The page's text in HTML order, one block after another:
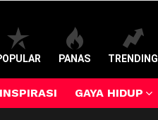
PANAS TRENDING
INSPIRASI GAYA HIDUP